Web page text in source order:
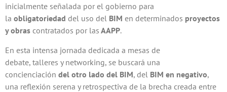
inicialmente señalada por el gobierno para
la obligatoriedad del uso del BIM en determinados proyectos
y obras contratados por las AAPP.
En esta intensa jornada dedicada a mesas de
debate, talleres y networking, se buscará una
concienciación del otro lado del BIM, del BIM en negativo,
una reflexión serena y retrospectiva de la brecha creada entre